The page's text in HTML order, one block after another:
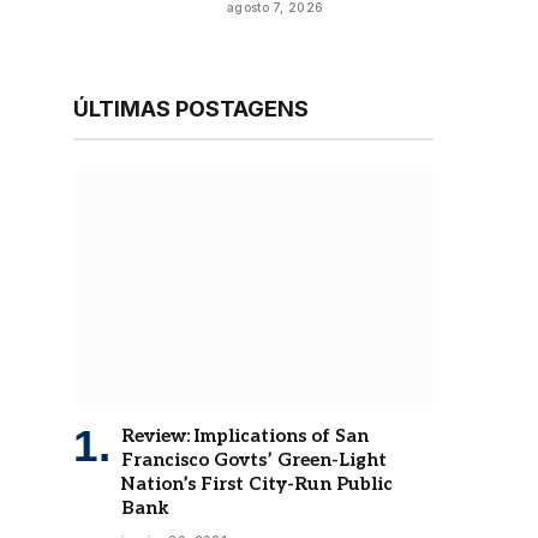
agosto 7, 2026
ÚLTIMAS POSTAGENS
Review: Implications of San
Francisco Govts’ Green-Light
Nation’s First City-Run Public
Bank